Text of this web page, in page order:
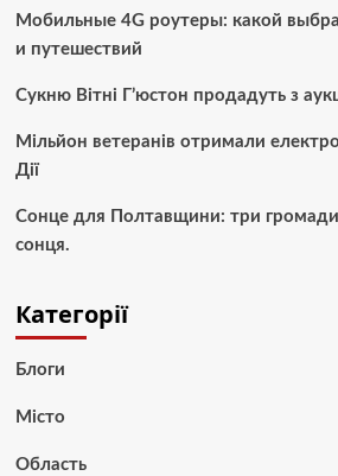
Мобильные 4G роутеры: какой
и путешествий
Сукню Вітні Г’юстон продадуть з
Мільйон ветеранів отримали
Дії
Сонце для Полтавщини: три громади
сонця.
Категорії
Блоги
Місто
Область